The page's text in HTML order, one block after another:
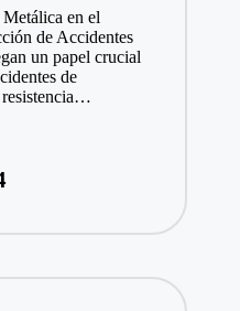
en el
de Accidentes
un papel crucial
de